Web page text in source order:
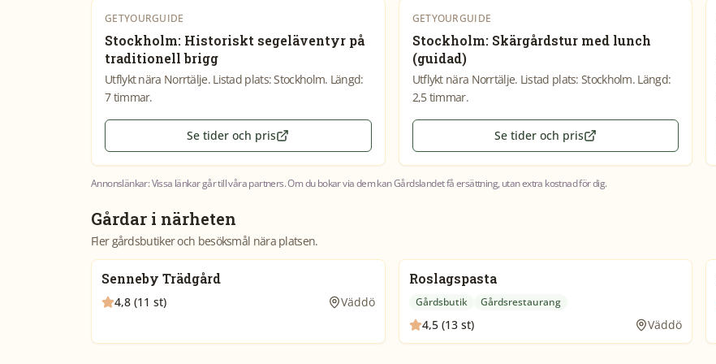
GETYOURGUIDE
Stockholm: Historiskt segeläventyr på
traditionell brigg
Utflykt nära Norrtälje. Listad plats: Stockholm. Längd:
7 timmar.
Se tider och pris
GETYOURGUIDE
Stockholm: Skärgårdstur med lunch
(guidad)
Utflykt nära Norrtälje. Listad plats: Stockholm. Längd:
2,5 timmar.
Se tider och pris
Annonslänkar: Vissa länkar går till våra partners. Om du bokar via dem kan Gårdslandet få ersättning, utan extra kostnad för dig.
Gårdar i närheten
Fler gårdsbutiker och besöksmål nära platsen.
Senneby Trädgård
4,8 (11 st) Väddö
Roslagspasta
Gårdsbutik Gårdsrestaurang
4,5 (13 st) Väddö